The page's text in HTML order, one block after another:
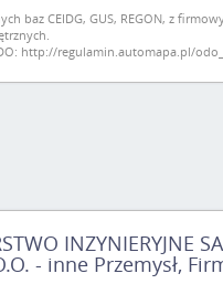
baz CEIDG, GUS, REGON, z
http://regulamin.automapa.pl/
INZYNIERYJNE
- inne Przemysł,